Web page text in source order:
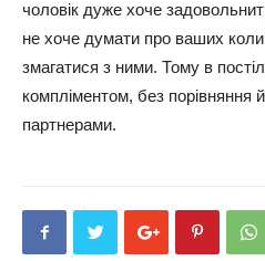
чоловік дуже хоче
не хоче думати про ваших
змагатися з ними. Тому в
компліментом, без порівняння
партнерами.